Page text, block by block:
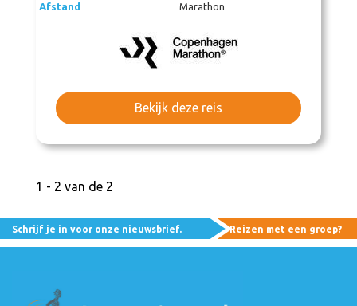
Afstand
Marathon
Bekijk deze reis
1 - 2 van de 2
Schrijf je in voor onze nieuwsbrief. Reizen met een groep?